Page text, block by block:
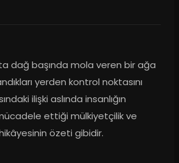
dağ başında mola veren bir ağa
yerden kontrol noktasını
ilişki aslında insanlığın
ettiği mülkiyetçilik ve
özeti gibidir.